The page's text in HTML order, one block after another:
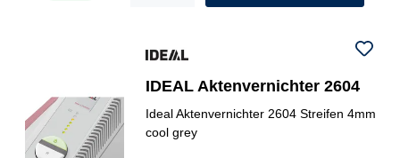
IDEAL Aktenvernichter 2604
Ideal Aktenvernichter 2604 Streifen 4mm
cool grey